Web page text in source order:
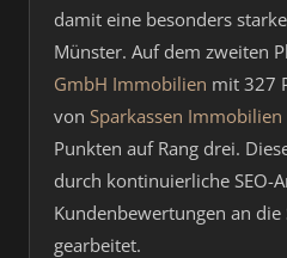
damit eine besonders
Münster. Auf dem zweiten
GmbH Immobilien mit 327
von Sparkassen Immobilien
Punkten auf Rang drei.
durch kontinuierliche SEO-
Kundenbewertungen an die
gearbeitet.